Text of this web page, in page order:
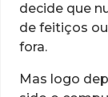
decide que
de feitiços
fora.
Mas logo